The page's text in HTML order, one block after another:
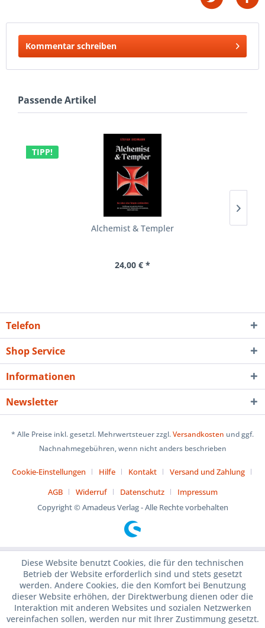
Kommentar schreiben
Passende Artikel
TIPP!
Alchemist & Templer
24,00 € *
Telefon
Shop Service
Informationen
Newsletter
* Alle Preise inkl. gesetzl. Mehrwertsteuer zzgl.Versandkosten und ggf.
Nachnahmegebühren, wenn nicht anders beschrieben
Cookie-Einstellungen Hilfe Kontakt
Versand und Zahlung
AGB
Widerruf Datenschutz
Impressum
Copyright © Amadeus Verlag - Alle Rechte vorbehalten
Diese Website benutzt Cookies, die für den technischen
Betrieb der Website erforderlich sind und stets gesetzt
werden. Andere Cookies, die den Komfort bei Benutzung
dieser Website erhöhen, der Direktwerbung dienen oder die
Interaktion mit anderen Websites und sozialen Netzwerken
vereinfachen sollen, werden nur mit Ihrer Zustimmung gesetzt.